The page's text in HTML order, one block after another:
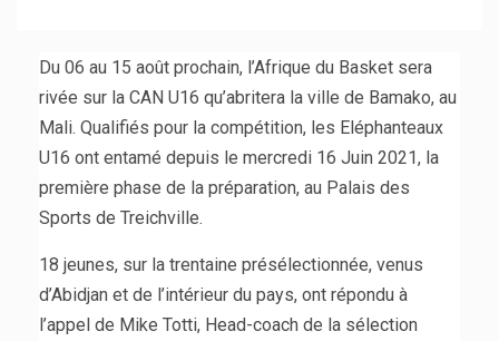
Du 06 au 15 août prochain, l’Afrique du Basket sera
rivée sur la CAN U16 qu’abritera la ville de Bamako, au
Mali. Qualifiés pour la compétition, les Eléphanteaux
U16 ont entamé depuis le mercredi 16 Juin 2021, la
première phase de la préparation, au Palais des
Sports de Treichville.
18 jeunes, sur la trentaine présélectionnée, venus
d’Abidjan et de l’intérieur du pays, ont répondu à
l’appel de Mike Totti, Head-coach de la sélection